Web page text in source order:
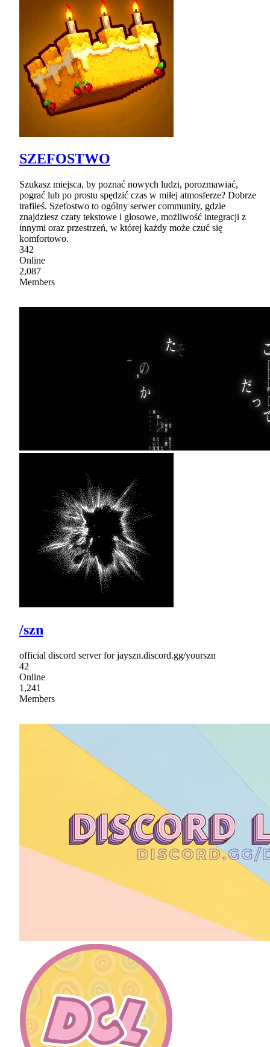
SZEFOSTWO
Szukasz miejsca, by poznać nowych ludzi, porozmawiać,
pograć lub po prostu spędzić czas w miłej atmosferze? Dobrze
trafiłeś. Szefostwo to ogólny serwer community, gdzie
znajdziesz czaty tekstowe i głosowe, możliwość integracji z
innymi oraz przestrzeń, w której każdy może czuć się
komfortowo.
342
Online
2,087
Members
/szn
official discord server for jayszn.discord.gg/yourszn
42
Online
1,241
Members